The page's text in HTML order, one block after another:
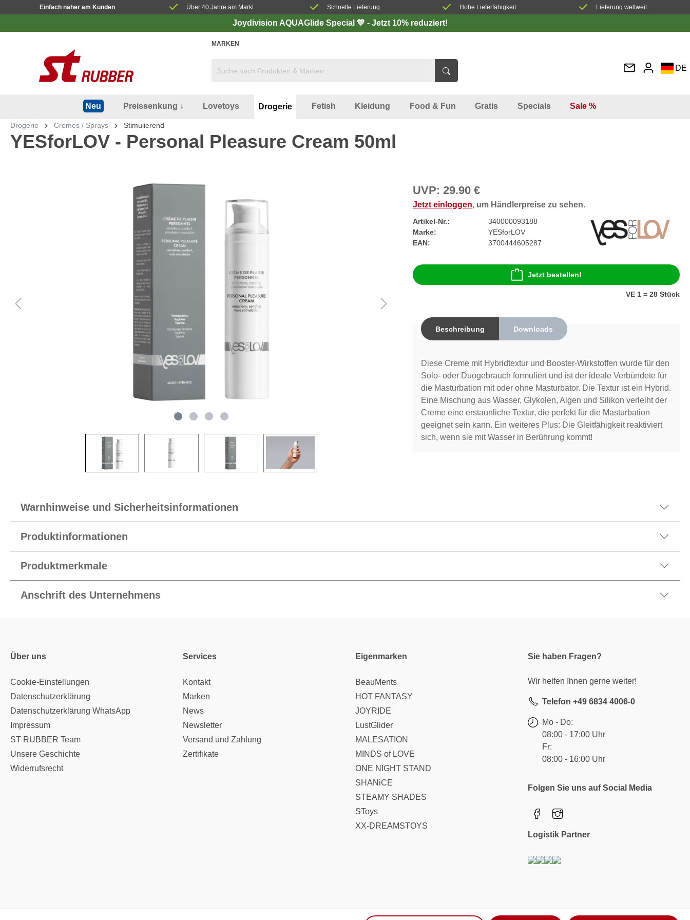
Einfach näher am Kunden Über 40 Jahre am Markt Schnelle Lieferung Hohe Lieferfähigkeit Lieferung weltweit
Joydivision AQUAGlide Special 💙 - Jetzt 10% reduziert!
MARKEN
DE
Neu Preissenkung ↓ Lovetoys Drogerie Fetish Kleidung Food & Fun Gratis Specials Sale %
Drogerie Cremes / Sprays Stimulierend
YESforLOV - Personal Pleasure Cream 50ml
UVP: 29.90 €
Jetzt einloggen, um Händlerpreise zu sehen.
Artikel-Nr.:
340000093188
Marke:
YESforLOV
EAN:
3700444605287
Jetzt bestellen!
VE 1 = 28 Stück
Beschreibung Downloads
Diese Creme mit Hybridtextur und Booster-Wirkstoffen wurde für den
Solo- oder Duogebrauch formuliert und ist der ideale Verbündete für
die Masturbation mit oder ohne Masturbator. Die Textur ist ein Hybrid.
Eine Mischung aus Wasser, Glykolen, Algen und Silikon verleiht der
Creme eine erstaunliche Textur, die perfekt für die Masturbation
geeignet sein kann. Ein weiteres Plus: Die Gleitfähigkeit reaktiviert
sich, wenn sie mit Wasser in Berührung kommt!
Warnhinweise und Sicherheitsinformationen
Produktinformationen
Produktmerkmale
Anschrift des Unternehmens
Über uns
Cookie-Einstellungen
Datenschutzerklärung
Datenschutzerklärung WhatsApp
Impressum
ST RUBBER Team
Unsere Geschichte
Widerrufsrecht
Services
Kontakt
Marken
News
Newsletter
Versand und Zahlung
Zertifikate
Eigenmarken
BeauMents
HOT FANTASY
JOYRIDE
LustGlider
MALESATION
MINDS of LOVE
ONE NIGHT STAND
SHANiCE
STEAMY SHADES
SToys
XX-DREAMSTOYS
Sie haben Fragen?
Wir helfen Ihnen gerne weiter!
Telefon +49 6834 4006-0
Mo - Do:
08:00 - 17:00 Uhr
Fr:
08:00 - 16:00 Uhr
Folgen Sie uns auf Social Media
Logistik Partner